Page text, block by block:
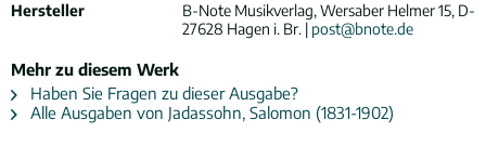
Hersteller
B-Note Musikverlag, Wersaber Helmer 15, D-
27628 Hagen i. Br. | post@bnote.de
Mehr zu diesem Werk
Haben Sie Fragen zu dieser Ausgabe?
Alle Ausgaben von Jadassohn, Salomon (1831-1902)